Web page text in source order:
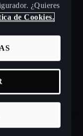
de ti
¿Quieres
de Cookies.